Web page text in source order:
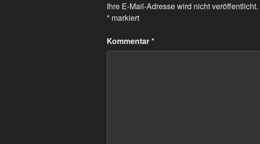
Ihre E-Mail-Adresse wird nicht veröffentlicht.
* markiert
Kommentar*